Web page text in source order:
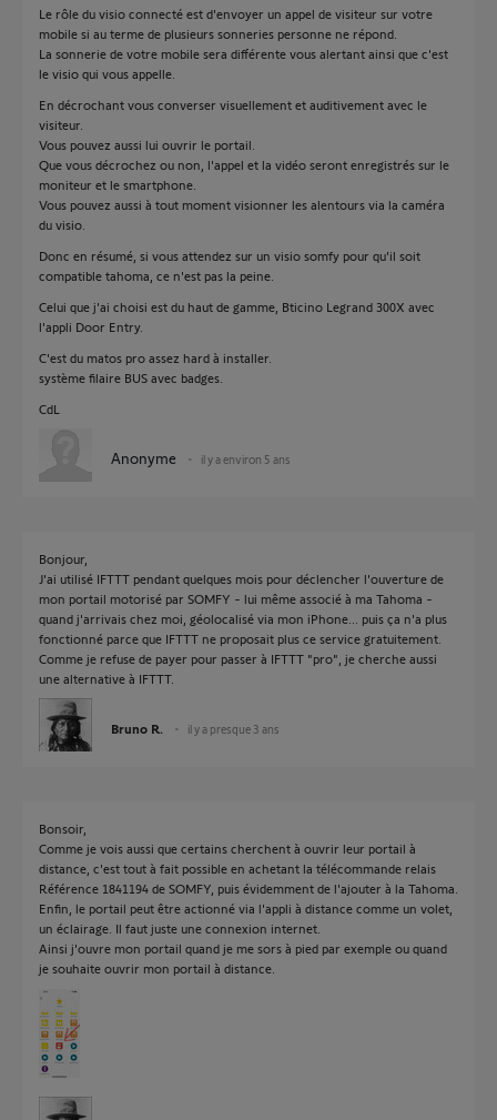
Le rôle du visio connecté est d'envoyer un appel de visiteur sur votre
mobile si au terme de plusieurs sonneries personne ne répond.
La sonnerie de votre mobile sera différente vous alertant ainsi que c'est
le visio qui vous appelle.
En décrochant vous converser visuellement et auditivement avec le
visiteur.
Vous pouvez aussi lui ouvrir le portail.
Que vous décrochez ou non, l'appel et la vidéo seront enregistrés sur le
moniteur et le smartphone.
Vous pouvez aussi à tout moment visionner les alentours via la caméra
du visio.
Donc en résumé, si vous attendez sur un visio somfy pour qu'il soit
compatible tahoma, ce n'est pas la peine.
Celui que j'ai choisi est du haut de gamme, Bticino Legrand 300X avec
l'appli Door Entry.
C'est du matos pro assez hard à installer.
système filaire BUS avec badges.
CdL
Anonyme il y a environ 5 ans
Bonjour,
J'ai utilisé IFTTT pendant quelques mois pour déclencher l'ouverture de
mon portail motorisé par SOMFY - lui même associé à ma Tahoma -
quand j'arrivais chez moi, géolocalisé via mon iPhone... puis ça n'a plus
fonctionné parce que IFTTT ne proposait plus ce service gratuitement.
Comme je refuse de payer pour passer à IFTTT "pro", je cherche aussi
une alternative à IFTTT.
Bruno R. il y a presque 3 ans
Bonsoir,
Comme je vois aussi que certains cherchent à ouvrir leur portail à
distance, c'est tout à fait possible en achetant la télécommande relais
Référence 1841194 de SOMFY, puis évidemment de l'ajouter à la Tahoma.
Enfin, le portail peut être actionné via l'appli à distance comme un volet,
un éclairage. Il faut juste une connexion internet.
Ainsi j'ouvre mon portail quand je me sors à pied par exemple ou quand
je souhaite ouvrir mon portail à distance.